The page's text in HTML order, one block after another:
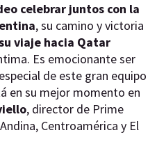
celebrar juntos con la
, su camino y victoria
viaje hacia Qatar
Es emocionante ser
de este gran equipo
en su mejor momento en
, director de Prime
Centroamérica y El